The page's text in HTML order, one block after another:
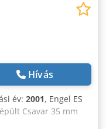
Hívás
év: 2001, Engel ES
Csavar 35 mm